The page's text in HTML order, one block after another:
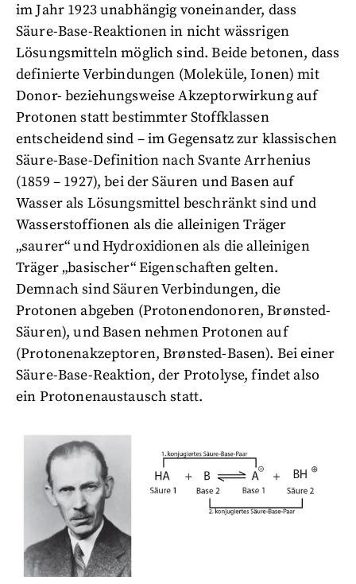
im Jahr 1923 unabhängig voneinander, dass
Säure-Base-Reaktionen in nicht wässrigen
Lösungsmitteln möglich sind. Beide betonen, dass
definierte Verbindungen (Moleküle, Ionen) mit
Donor- beziehungsweise Akzeptorwirkung auf
Protonen statt bestimmter Stoffklassen
entscheidend sind – im Gegensatz zur klassischen
Säure-Base-Definition nach Svante Arrhenius
(1859 – 1927), bei der Säuren und Basen auf
Wasser als Lösungsmittel beschränkt sind und
Wasserstoffionen als die alleinigen Träger
„saurer“ und Hydroxidionen als die alleinigen
Träger „basischer“ Eigenschaften gelten.
Demnach sind Säuren Verbindungen, die
Protonen abgeben (Protonendonoren, Brønsted-
Säuren), und Basen nehmen Protonen auf
(Protonenakzeptoren, Brønsted-Basen). Bei einer
Säure-Base-Reaktion, der Protolyse, findet also
ein Protonenaustausch statt.